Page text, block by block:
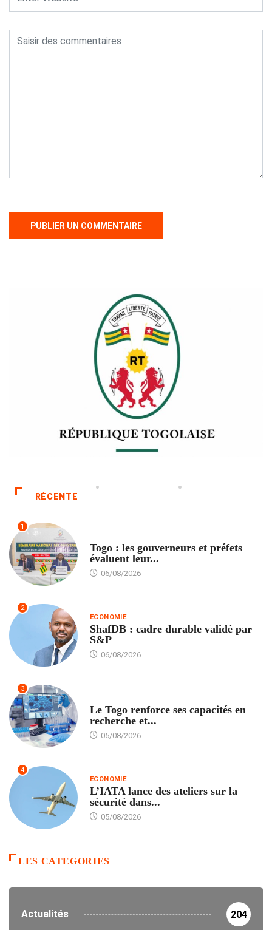
RÉCENTE
1
Togo : les gouverneurs et préfets
évaluent leur...
06/08/2026
2
ECONOMIE
ShafDB : cadre durable validé par
S&P
06/08/2026
3
Le Togo renforce ses capacités en
recherche et...
05/08/2026
4
ECONOMIE
L’IATA lance des ateliers sur la
sécurité dans...
05/08/2026
LES CATEGORIES
Actualités 204